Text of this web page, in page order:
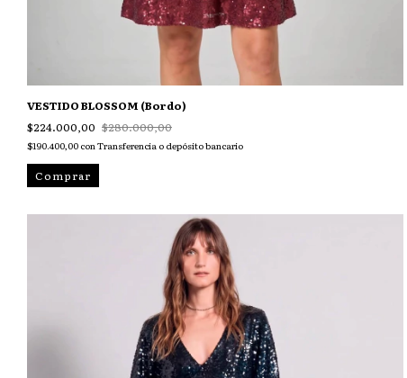
VESTIDO BLOSSOM (Bordo)
$224.000,00 $280.000,00
$190.400,00 conTransferencia o depósito bancario
Comprar